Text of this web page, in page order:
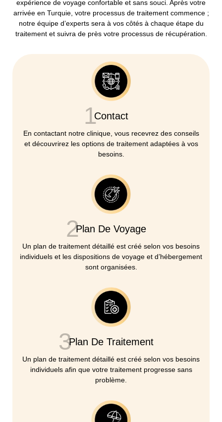
expérience de voyage confortable et sans souci. Après votre
arrivée en Turquie, votre processus de traitement commence ;
notre équipe d’experts sera à vos côtés à chaque étape du
traitement et suivra de près votre processus de récupération.
1Contact
En contactant notre clinique, vous recevrez des conseils
et découvrirez les options de traitement adaptées à vos
besoins.
2Plan De Voyage
Un plan de traitement détaillé est créé selon vos besoins
individuels et les dispositions de voyage et d’hébergement
sont organisées.
3Plan De Traitement
Un plan de traitement détaillé est créé selon vos besoins
individuels afin que votre traitement progresse sans
problème.